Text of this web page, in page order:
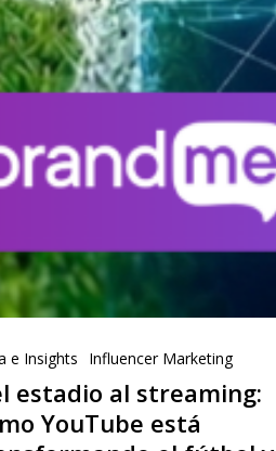
e Insights Influencer Marketing
estadio al streaming:
YouTube está